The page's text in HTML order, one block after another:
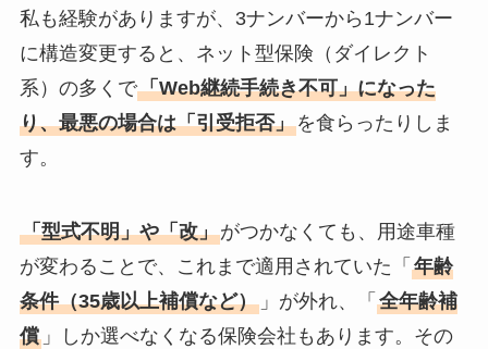
私も経験がありますが、3ナンバーから1ナンバー
に構造変更すると、ネット型保険（ダイレクト
系）の多くで「Web継続手続き不可」になった
り、最悪の場合は「引受拒否」を食らったりしま
す。
「型式不明」や「改」がつかなくても、用途車種
が変わることで、これまで適用されていた「 年齢
条件（35歳以上補償など）」が外れ、「 全年齢補
償」しか選べなくなる保険会社もあります。その